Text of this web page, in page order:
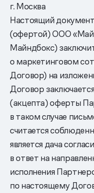
г. Москва
Настоящий
(офертой) ООО
Майндбокс)
о маркетинговом
Договор) на
Договор
(акцепта) оферты
в таком случае
считается
является дача
в ответ на
исполнения
по настоящему